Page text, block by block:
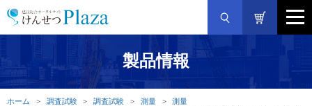
製品情報
ホーム 調査試験 調査試験 測量
測量